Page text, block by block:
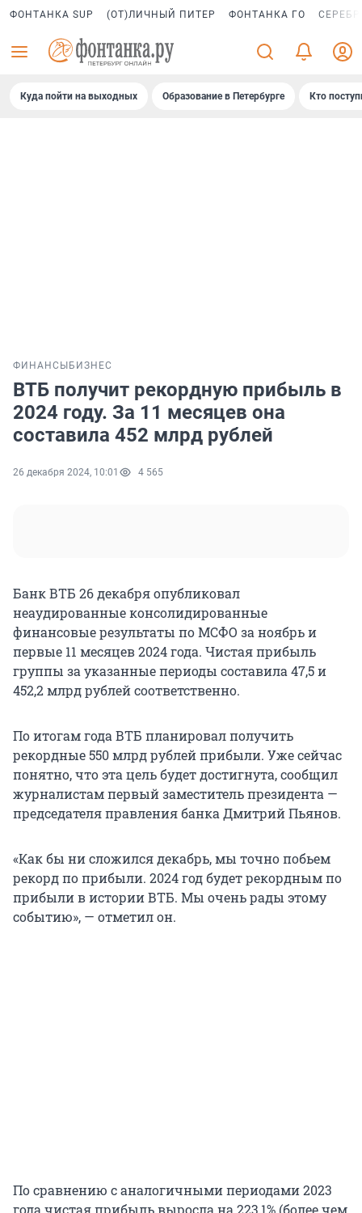
ФОНТАНКА SUP (ОТ)ЛИЧНЫЙ ПИТЕР ФОНТАНКА ГО
Куда пойти на выходных Образование в Петербурге Кто
ФИНАНСЫ БИЗНЕС
ВТБ получит рекордную прибыль в
2024 году. За 11 месяцев она
составила 452 млрд рублей
26 декабря 2024, 10:01 4 565
Банк ВТБ 26 декабря опубликовал
неаудированные консолидированные
финансовые результаты по МСФО за ноябрь и
первые 11 месяцев 2024 года. Чистая прибыль
группы за указанные периоды составила 47,5 и
452,2 млрд рублей соответственно.
По итогам года ВТБ планировал получить
рекордные 550 млрд рублей прибыли. Уже сейчас
понятно, что эта цель будет достигнута, сообщил
журналистам первый заместитель президента —
председателя правления банка Дмитрий Пьянов.
«Как бы ни сложился декабрь, мы точно побьем
рекорд по прибыли. 2024 год будет рекордным по
прибыли в истории ВТБ. Мы очень рады этому
событию», — отметил он.
По сравнению с аналогичными периодами 2023
года чистая прибыль выросла на 223,1% (более чем